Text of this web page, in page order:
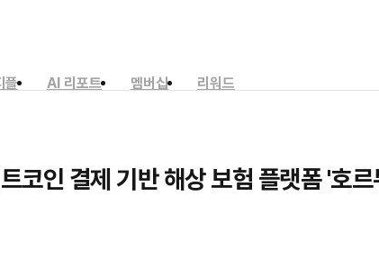
플 AI 리포트 멤버십
리워드
코인 결제 기반 해상 보험 플랫폼 '호